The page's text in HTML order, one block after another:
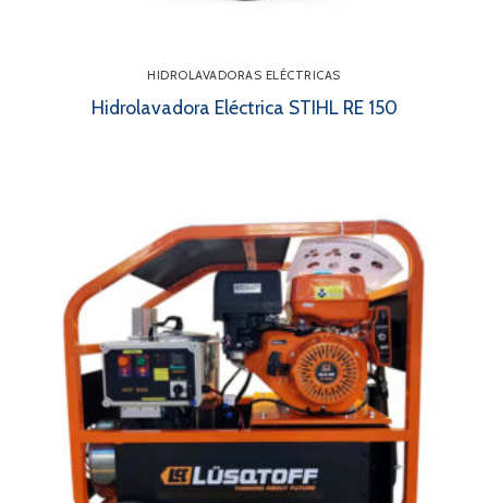
HIDROLAVADORAS ELÉCTRICAS
Hidrolavadora Eléctrica STIHL RE 150